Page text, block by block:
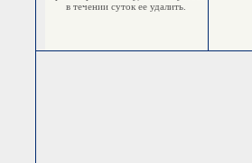
в течении суток ее удалить.